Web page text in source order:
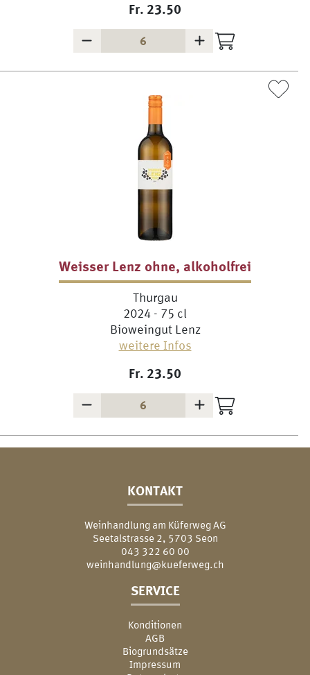
Fr. 23.50
Weisser Lenz ohne, alkoholfrei
Thurgau
2024 - 75 cl
Bioweingut Lenz
weitere Infos
Fr. 23.50
KONTAKT
Weinhandlung am Küferweg AG
Seetalstrasse 2, 5703 Seon
043 322 60 00
weinhandlung@kueferweg.ch
SERVICE
Konditionen
AGB
Biogrundsätze
Impressum